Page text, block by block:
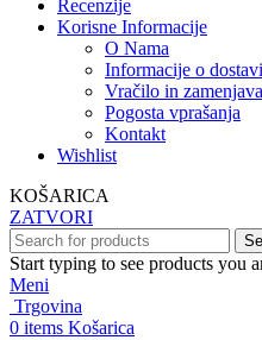
Recenzije
Korisne Informacije
O Nama
Informacije o dostavi
Vračilo in zamenjava
Pogosta vprašanja
Kontakt
Wishlist
KOŠARICA
ZATVORI
Start typing to see products you
Meni
Trgovina
0 items Košarica